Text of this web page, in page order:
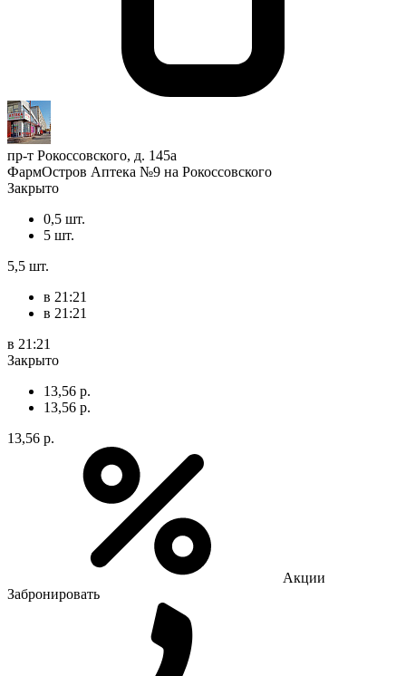
пр-т Рокоссовского, д. 145а
ФармОстров Аптека №9 на Рокоссовского
Закрыто
0,5 шт.
5 шт.
5,5 шт.
в 21:21
в 21:21
в 21:21
Закрыто
13,56 р.
13,56 р.
13,56 р.
Акции
Забронировать